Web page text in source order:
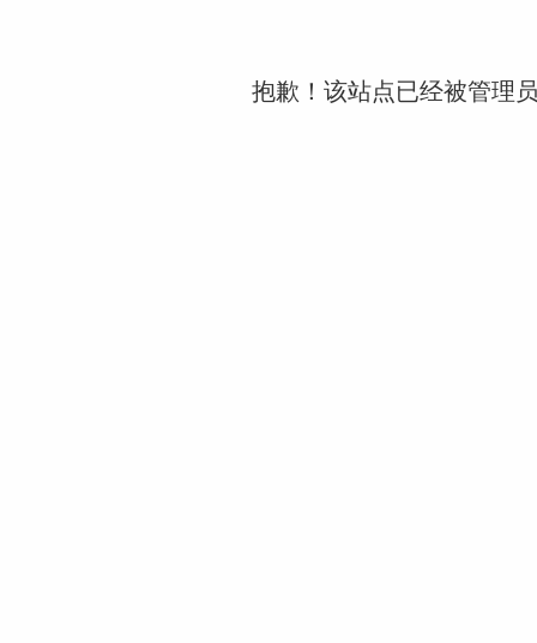
抱歉！该站点已经被管理